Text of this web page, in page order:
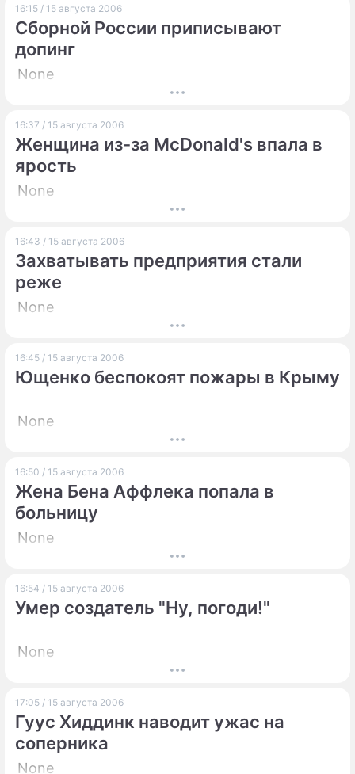
16:15 / 15 августа 2006
Сборной России приписывают
допинг
None
16:37 / 15 августа 2006
Женщина из-за McDonald's впала в
ярость
None
16:43 / 15 августа 2006
Захватывать предприятия стали
реже
None
16:45 / 15 августа 2006
Ющенко беспокоят пожары в Крыму
None
16:50 / 15 августа 2006
Жена Бена Аффлека попала в
больницу
None
16:54 / 15 августа 2006
Умер создатель "Ну, погоди!"
None
17:05 / 15 августа 2006
Гуус Хиддинк наводит ужас на
соперника
None